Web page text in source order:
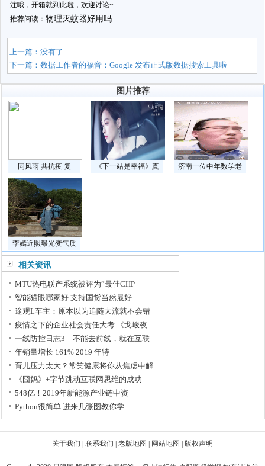
注哦，开箱就到此啦，欢迎讨论~
推荐阅读： 物理灭蚊器好用吗
上一篇：没有了
下一篇：数据工作者的福音：Google 发布正式版数据搜索工具啦
图片推荐
同风雨 共抗疫 复 《下一站是幸福》真 济南一位中年数学老
李嫣近照曝光变气质
相关资讯
MTU热电联产系统被评为”最佳CHP
智能猫眼哪家好 支持国货当然最好
途观L车主：原本以为追随大流就不会错
疫情之下的企业社会责任大考 《戈峻夜
一线防控日志3｜不能去前线，就在互联
年销量增长 161% 2019 年特
育儿压力太大？常笑健康将你从焦虑中解
《囧妈》+字节跳动互联网思维的成功
548亿！2019年新能源产业链中资
Python很简单 进来几张图教你学
关于我们 联系我们 老版地图 网站地图 版权声明